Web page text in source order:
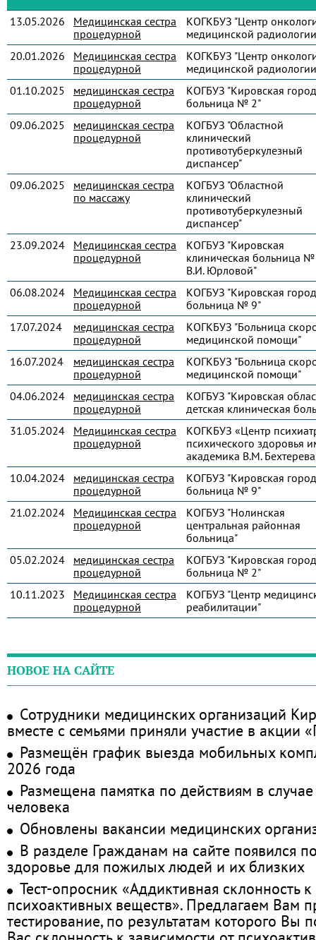
13.05.2026
Медицинская сестра
процедурной
КОГКБУЗ "Центр
медицинской
20.01.2026
Медицинская сестра
процедурной
КОГКБУЗ "Центр
медицинской
01.10.2025
медицинская сестра
процедурной
КОГБУЗ "Кировская
больница № 2"
09.06.2025
медицинская сестра
процедурной
КОГБУЗ "Областной
клинический
противотуберкулезный
диспансер"
09.06.2025
медицинская сестра
по массажу
КОГБУЗ "Областной
клинический
противотуберкулезный
диспансер"
23.09.2024
Медицинская сестра
процедурной
КОГБУЗ "Кировская
клиническая больница
В.И. Юрловой"
06.08.2024
Медицинская сестра
процедурной
КОГБУЗ "Кировская
больница № 9"
17.07.2024
медицинская сестра
процедурной
КОГКБУЗ "Больница
медицинской помощи"
16.07.2024
медицинская сестра
процедурной
КОГКБУЗ "Больница
медицинской помощи"
04.06.2024
медицинская сестра
процедурной
КОГБУЗ "Кировская
детская клиническая
31.05.2024
Медицинская сестра
процедурной
КОГКБУЗ «Центр
психического здоровья
академика В.М.
10.04.2024
медицинская сестра
процедурной
КОГБУЗ "Кировская
больница № 9"
21.02.2024
Медицинская сестра
процедурной
КОГБУЗ "Нолинская
центральная районная
больница"
05.02.2024
медицинская сестра
процедурной
КОГБУЗ "Кировская
больница № 2"
10.11.2023
Медицинская сестра
процедурной
КОГБУЗ "Центр
реабилитации"
НОВОЕ НА САЙТЕ
Сотрудники медицинских организаций
вместе с семьями приняли участие в акции
Размещён график выезда мобильных
2026 года
Размещена памятка по действиям в
человека
Обновлены вакансии медицинских
В разделе Гражданам на сайте появился
здоровье для пожилых людей и их близких
Тест-опросник «Аддиктивная склонность
психоактивных веществ». Предлагаем Вам
тестирование, по результатам которого Вы